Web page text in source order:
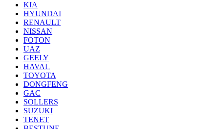
KIA
HYUNDAI
RENAULT
NISSAN
FOTON
UAZ
GEELY
HAVAL
TOYOTA
DONGFENG
GAC
SOLLERS
SUZUKI
TENET